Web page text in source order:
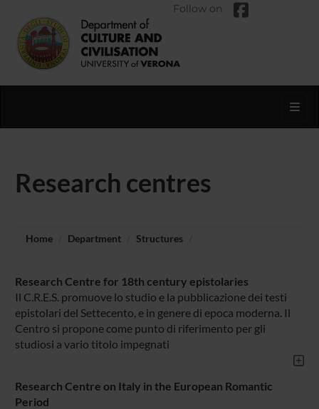
Follow on
Research centres
Home Department Structures
Research Centre for 18th century epistolaries
Il C.R.E.S. promuove lo studio e la pubblicazione dei testi
epistolari del Settecento, e in genere di epoca moderna. Il
Centro si propone come punto di riferimento per gli
studiosi a vario titolo impegnati
Research Centre on Italy in the European Romantic
Period